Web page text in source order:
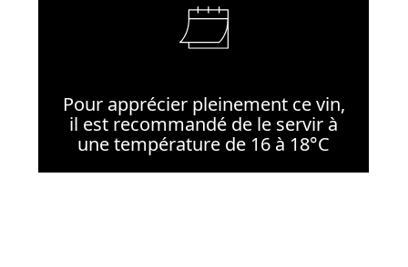
Pour apprécier pleinement ce vin,
il est recommandé de le servir à
une température de 16 à 18°C